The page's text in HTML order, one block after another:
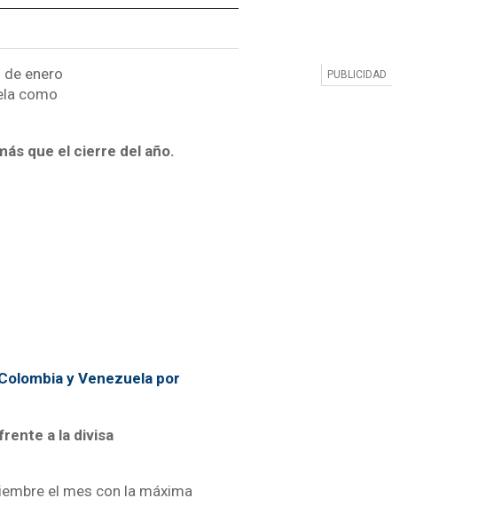
enero
como
que el cierre del año.
y Venezuela por
a la divisa
el mes con la máxima